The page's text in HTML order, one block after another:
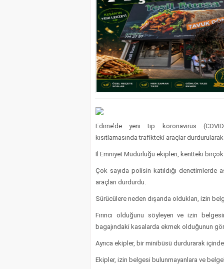
Edirne’de yeni tip koronavirüs
kısıtlamasında trafikteki araçlar
İl Emniyet Müdürlüğü ekipleri, kentteki
Çok sayıda polisin katıldığı
araçları durdurdu.
Sürücülere neden dışarıda oldukları, izin
Fırıncı olduğunu söyleyen ve izin
bagajındaki kasalarda ekmek olduğunun
Ayrıca ekipler, bir minibüsü durdurarak
Ekipler, izin belgesi bulunmayanlara ve